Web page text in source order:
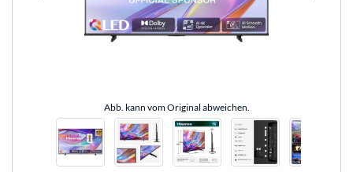
Abb. kann vom Original abweichen.